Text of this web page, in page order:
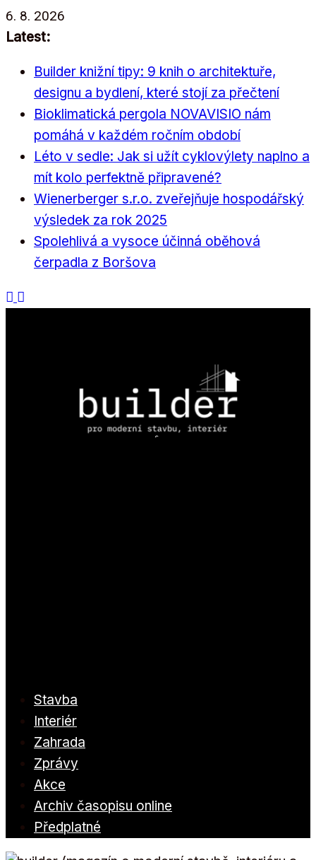
Přeskočit
na
6. 8. 2026
Latest:
Builder knižní tipy: 9 knih o architektuře,
designu a bydlení, které stojí za přečtení
Bioklimatická pergola NOVAVISIO nám
pomáhá v každém ročním období
Léto v sedle: Jak si užít cyklovýlety naplno a
mít kolo perfektně připravené?
Wienerberger s.r.o. zveřejňuje hospodářský
výsledek za rok 2025
Spolehlivá a vysoce účinná oběhová
čerpadla z Boršova
Stavba
Interiér
Zahrada
Zprávy
Akce
Archiv časopisu online
Předplatné